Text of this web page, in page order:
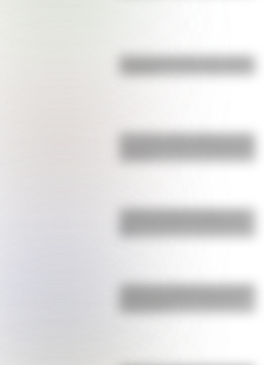
Bandera de Ecuador para colorear
San Martín y Simón Bolívar: así fue
Castillo de Rafael Obligado, una
¿Sabías que Argentina tuvo la torre
Sudamérica?